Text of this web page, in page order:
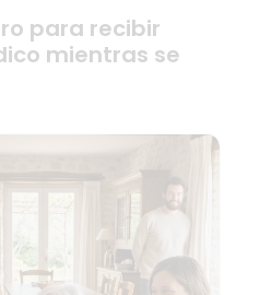
para recibir
mientras se